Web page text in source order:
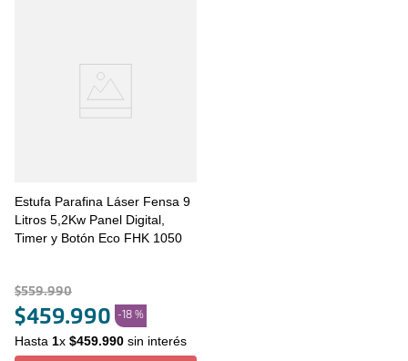
Estufa Parafina Láser Fensa 9
Litros 5,2Kw Panel Digital,
Timer y Botón Eco FHK 1050
$559.990
$459.990 -18 %
Hasta 1x $459.990 sin interés